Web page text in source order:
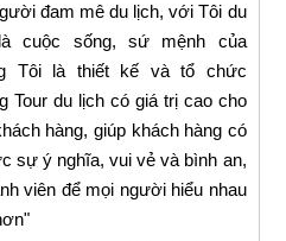
đam mê du lịch, với Tôi du
cuộc sống, sứ mệnh của
Tôi là thiết kế và tổ chức
Tour du lịch có giá trị cao cho
hàng, giúp khách hàng có
sự ý nghĩa, vui vẻ và bình an,
viên để mọi người hiểu nhau